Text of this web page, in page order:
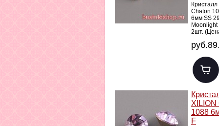
Chaton
6мм SS
Moonlight
2шт.
XILION
1088
F